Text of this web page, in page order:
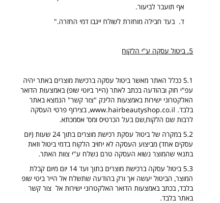
אף תועבר לביעור.
ד. בעד חבילה מוחזרת לשולח ייגבו דמי החזרה."
5. ביטול עסקה ע"י הלקוח
5.1 ככלל האתר מאשר ביטול עסקה ברכישת מוצרים באתר יהיה
עפ"י חוק ובהודעה בכתב לאתר (הייר ביוטי שופ) באמצעות הדואר
האלקטרוני ישירות באמצעות הלינק "צור קשר" הנמצא באתר
בלבד. www.hairbeautyshop.co.il, בצירוף פרטי העסקה
לרבות שם הלקוח,שם בעל הכרטיס ומס' אסמכתא.
5.2 במקרה של ביטול עסקת רכישת מוצרים בתוך 24 שעות (יום
עסקים אחד) מביצוע העסקה לא יחויב הלקוח בדמי ביטול וזאת
בתנאי שהמוצר נשוא העסקה טרם נשלח ע"י צוות האתר.
5.3 ביטול עסקה ברכישת מוצרים בתוך ועד 14 יום מיום קבלת
המוצר, הביטול יעשה אך ורק בהודעה שתשלח אל הייר ביטי שופ
בלבד, בכתב באמצעות הדואר האלקטרוני ישירות אל צור קשר
באתר בלבד.